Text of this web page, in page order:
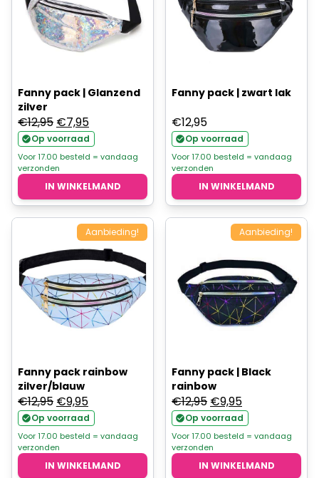
Fanny pack | Glanzend
zilver
€12,95 Oorspronkelijke
prijs
was:
€12,95.
€7,95Huidige
prijs
is:
€7,95.
Op voorraad
Voor 17.00 besteld = vandaag
verzonden
IN WINKELMAND
Fanny pack | zwart lak
€12,95
Op voorraad
Voor 17.00 besteld = vandaag
verzonden
IN WINKELMAND
Aanbieding!
Fanny pack rainbow
zilver/blauw
€12,95 Oorspronkelijke
prijs
was:
€12,95.
€9,95Huidige
prijs
is:
€9,95.
Op voorraad
Voor 17.00 besteld = vandaag
verzonden
IN WINKELMAND
Aanbieding!
Fanny pack | Black
rainbow
€12,95 Oorspronkelijke
prijs
was:
€12,95.
€9,95Huidige
prijs
is:
€9,95.
Op voorraad
Voor 17.00 besteld = vandaag
verzonden
IN WINKELMAND